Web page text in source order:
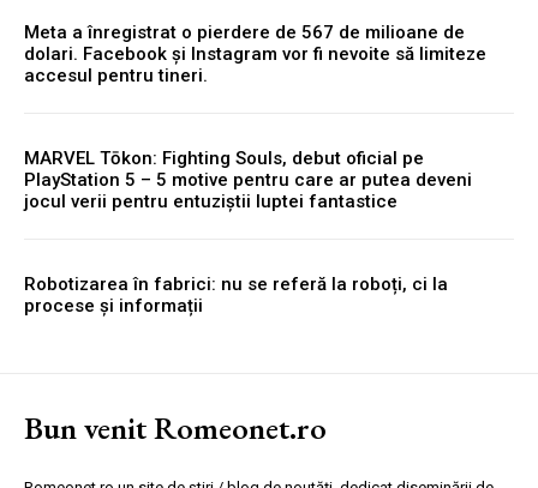
Meta a înregistrat o pierdere de 567 de milioane de
dolari. Facebook și Instagram vor fi nevoite să limiteze
accesul pentru tineri.
MARVEL Tōkon: Fighting Souls, debut oficial pe
PlayStation 5 – 5 motive pentru care ar putea deveni
jocul verii pentru entuziștii luptei fantastice
Robotizarea în fabrici: nu se referă la roboți, ci la
procese și informații
Bun venit Romeonet.ro